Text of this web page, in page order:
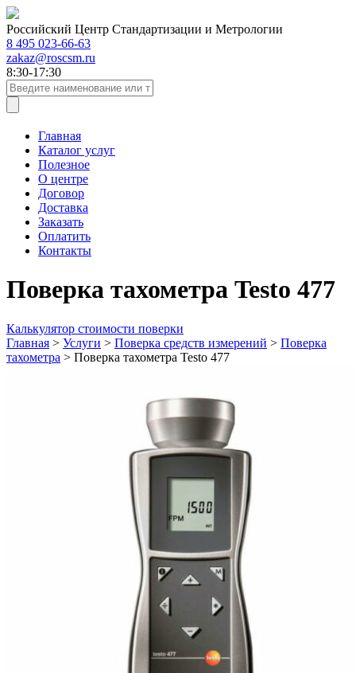
Российский Центр Стандартизации и Метрологии
8 495 023-66-63
zakaz@roscsm.ru
8:30-17:30
Главная
Каталог услуг
Полезное
О центре
Договор
Доставка
Заказать
Оплатить
Контакты
Поверка тахометра Testo 477
Калькулятор стоимости поверки
Главная > Услуги > Поверка средств измерений > Поверка
тахометра > Поверка тахометра Testo 477